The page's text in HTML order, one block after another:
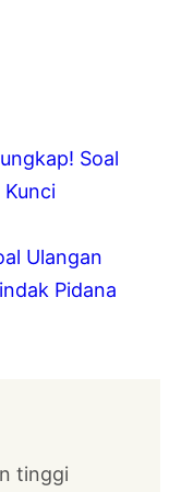
Soal
Kunci
Ulangan
Pidana
tinggi